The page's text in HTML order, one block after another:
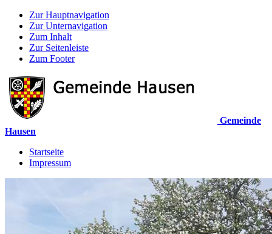
Zur Hauptnavigation
Zur Unternavigation
Zum Inhalt
Zur Seitenleiste
Zum Footer
Gemeinde
Hausen
Startseite
Impressum